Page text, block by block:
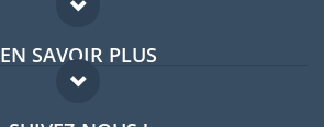
Forum expatriés
Guides pays
EN SAVOIR PLUS
FAQ